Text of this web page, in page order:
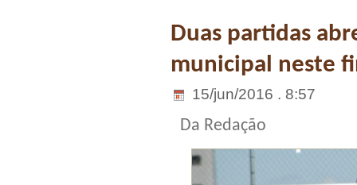
Duas partidas
municipal neste
15/jun/2016 . 8:57
Da Redação